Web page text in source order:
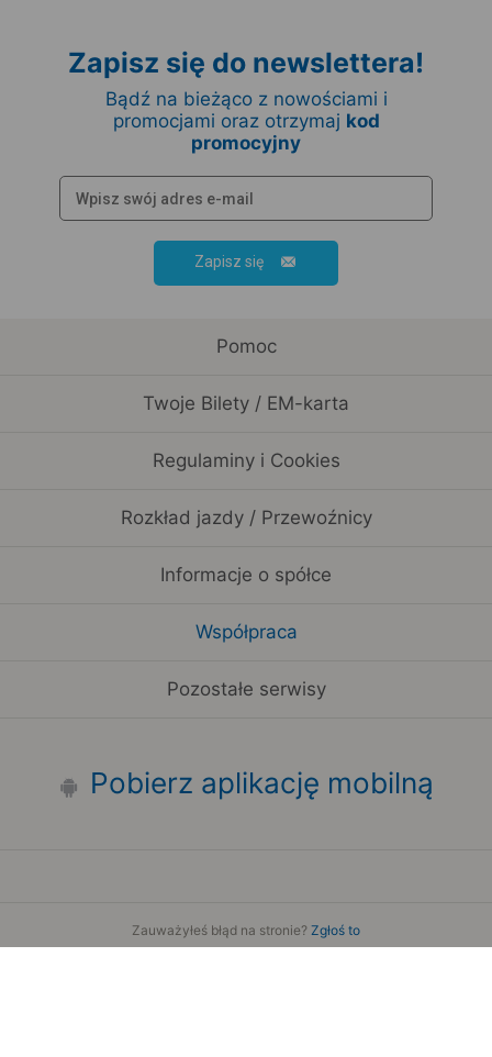
Zapisz się do newslettera!
Bądź na bieżąco z nowościami i
promocjami oraz otrzymaj kod
promocyjny
Zapisz się
Pomoc
Twoje Bilety / EM-karta
Regulaminy i Cookies
Rozkład jazdy / Przewoźnicy
Informacje o spółce
Współpraca
Pozostałe serwisy
Pobierz aplikację mobilną
Zauważyłeś błąd na stronie? Zgłoś to